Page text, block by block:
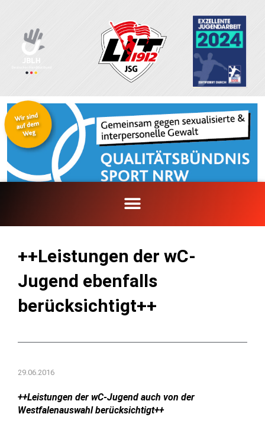
springen
++Leistungen der wC-
Jugend ebenfalls
berücksichtigt++
29.06.2016
++Leistungen der wC-Jugend auch von der
Westfalenauswahl berücksichtigt++